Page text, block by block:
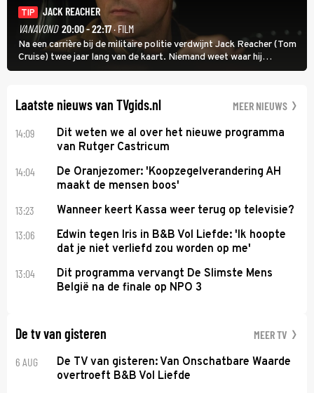
TIP
JACK REACHER
VANAVOND 20:00 - 22:17· FILM
Na een carrière bij de militaire politie verdwijnt Jack Reacher (Tom
Cruise) twee jaar lang van de kaart. Niemand weet waar hij
uithangt, totdat moordverdachte James Barr naar hem vraagt.
Laatste nieuws van TVgids.nl MEER NIEUWS
14:09
Dit weten we al over het nieuwe programma
van Rutger Castricum
14:04
De Oranjezomer: 'Koopzegelverandering AH
maakt de mensen boos'
13:23 Wanneer keert Kassa weer terug op televisie?
13:06
Edwin tegen Iris in B&B Vol Liefde: 'Ik hoopte
dat je niet verliefd zou worden op me'
13:04
Dit programma vervangt De Slimste Mens
België na de finale op NPO 3
De tv van gisteren MEER TV
6 AUG
De TV van gisteren: Van Onschatbare Waarde
overtroeft B&B Vol Liefde